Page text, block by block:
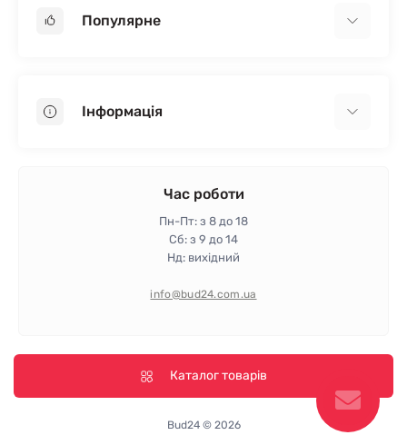
Популярне
Пінопласт
Інформація
Гарантія та повернення
Політика конфіденційності
Час роботи
Пн-Пт: з 8 до 18
Сб: з 9 до 14
Нд: вихідний
info@bud24.com.ua
Каталог товарів
Bud24 © 2026